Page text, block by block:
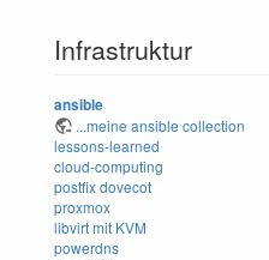
Infrastruktur
ansible
...meine ansible collection
lessons-learned
cloud-computing
postfixdovecot
proxmox
libvirt mit KVM
powerdns